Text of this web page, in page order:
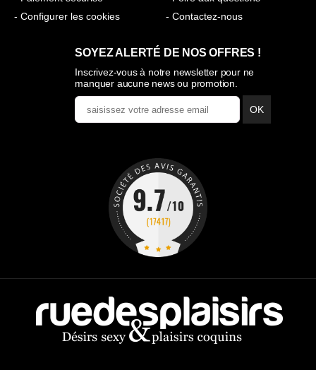
- Configurer les cookies
- Contactez-nous
SOYEZ ALERTÉ DE NOS OFFRES !
Inscrivez-vous à notre newsletter pour ne
manquer aucune news ou promotion.
OK